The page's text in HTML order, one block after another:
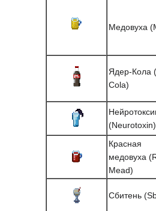
Медовуха
Ядер-Кола
Cola)
(Neurotoxin)
Красная
медовуха
Mead)
Сбитень